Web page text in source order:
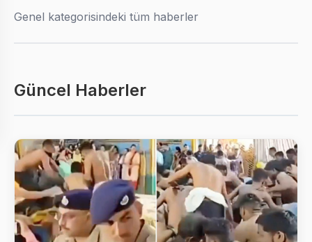
Genel kategorisindeki tüm haberler
Güncel Haberler